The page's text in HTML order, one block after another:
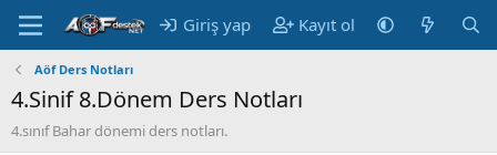
Giriş yap Kayıt ol
Aöf Ders Notları
4.Sinif 8.Dönem Ders Notları
4.sınıf Bahar dönemi ders notları.